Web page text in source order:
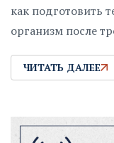
как подготовить
организм после
ЧИТАТЬ ДАЛЕЕ